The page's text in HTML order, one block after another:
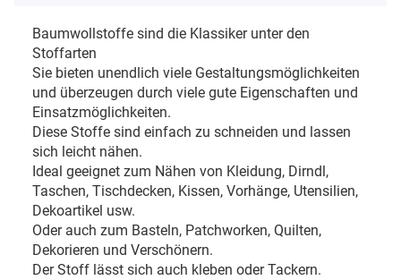
Baumwollstoffe sind die Klassiker unter den
Stoffarten
Sie bieten unendlich viele Gestaltungsmöglichkeiten
und überzeugen durch viele gute Eigenschaften und
Einsatzmöglichkeiten.
Diese Stoffe sind einfach zu schneiden und lassen
sich leicht nähen.
Ideal geeignet zum Nähen von Kleidung, Dirndl,
Taschen, Tischdecken, Kissen, Vorhänge, Utensilien,
Dekoartikel usw.
Oder auch zum Basteln, Patchworken, Quilten,
Dekorieren und Verschönern.
Der Stoff lässt sich auch kleben oder Tackern.